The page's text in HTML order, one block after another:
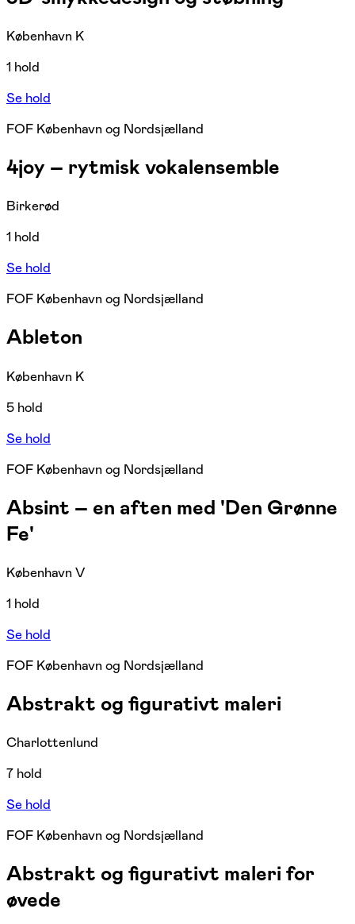
København K
1 hold
Se hold
FOF København og Nordsjælland
4joy – rytmisk vokalensemble
Birkerød
1 hold
Se hold
FOF København og Nordsjælland
Ableton
København K
5 hold
Se hold
FOF København og Nordsjælland
Absint – en aften med 'Den Grønne
Fe'
København V
1 hold
Se hold
FOF København og Nordsjælland
Abstrakt og figurativt maleri
Charlottenlund
7 hold
Se hold
FOF København og Nordsjælland
Abstrakt og figurativt maleri for
øvede